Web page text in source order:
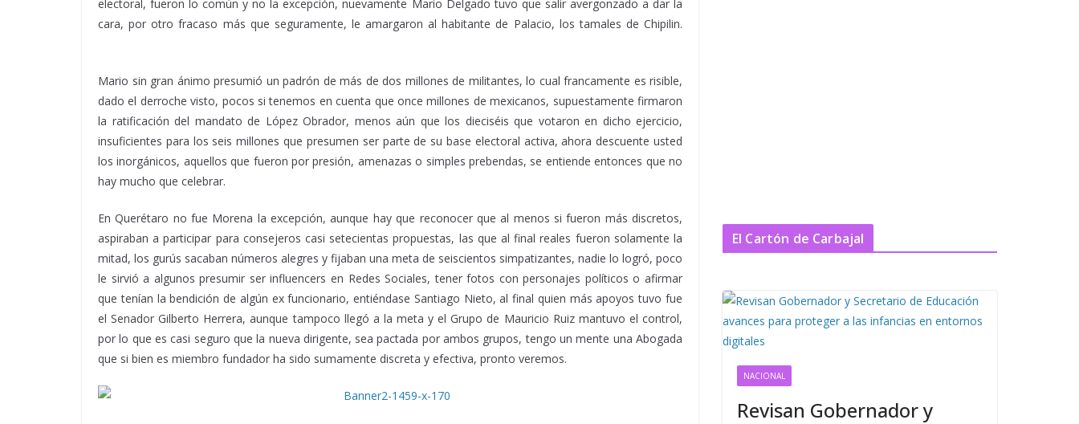
electoral, fueron lo común y no la excepción, nuevamente Mario Delgado tuvo que salir avergonzado a dar la
cara, por otro fracaso más que seguramente, le amargaron al habitante de Palacio, los tamales de Chipilin.
Mario sin gran ánimo presumió un padrón de más de dos millones de militantes, lo cual francamente es risible,
dado el derroche visto, pocos si tenemos en cuenta que once millones de mexicanos, supuestamente firmaron
la ratificación del mandato de López Obrador, menos aún que los dieciséis que votaron en dicho ejercicio,
insuficientes para los seis millones que presumen ser parte de su base electoral activa, ahora descuente usted
los inorgánicos, aquellos que fueron por presión, amenazas o simples prebendas, se entiende entonces que no
hay mucho que celebrar.
En Querétaro no fue Morena la excepción, aunque hay que reconocer que al menos si fueron más discretos,
aspiraban a participar para consejeros casi setecientas propuestas, las que al final reales fueron solamente la
mitad, los gurús sacaban números alegres y fijaban una meta de seiscientos simpatizantes, nadie lo logró, poco
le sirvió a algunos presumir ser influencers en Redes Sociales, tener fotos con personajes políticos o afirmar
que tenían la bendición de algún ex funcionario, entiéndase Santiago Nieto, al final quien más apoyos tuvo fue
el Senador Gilberto Herrera, aunque tampoco llegó a la meta y el Grupo de Mauricio Ruiz mantuvo el control,
por lo que es casi seguro que la nueva dirigente, sea pactada por ambos grupos, tengo un mente una Abogada
que si bien es miembro fundador ha sido sumamente discreta y efectiva, pronto veremos.
El Cartón de Carbajal
NACIONAL
Revisan Gobernador y